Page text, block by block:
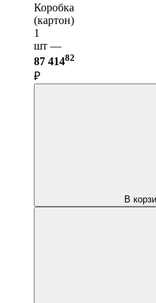
Коробка
(картон)
1
шт —
87 41482
₽
В